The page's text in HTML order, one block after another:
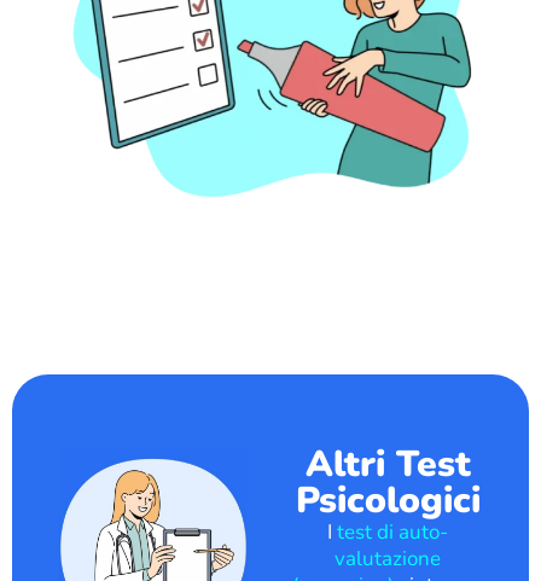
Altri Test
Psicologici
I test di auto-
valutazione